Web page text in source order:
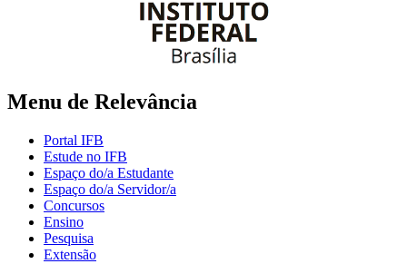
Menu de Relevância
Portal IFB
Estude no IFB
Espaço do/a Estudante
Espaço do/a Servidor/a
Concursos
Ensino
Pesquisa
Extensão